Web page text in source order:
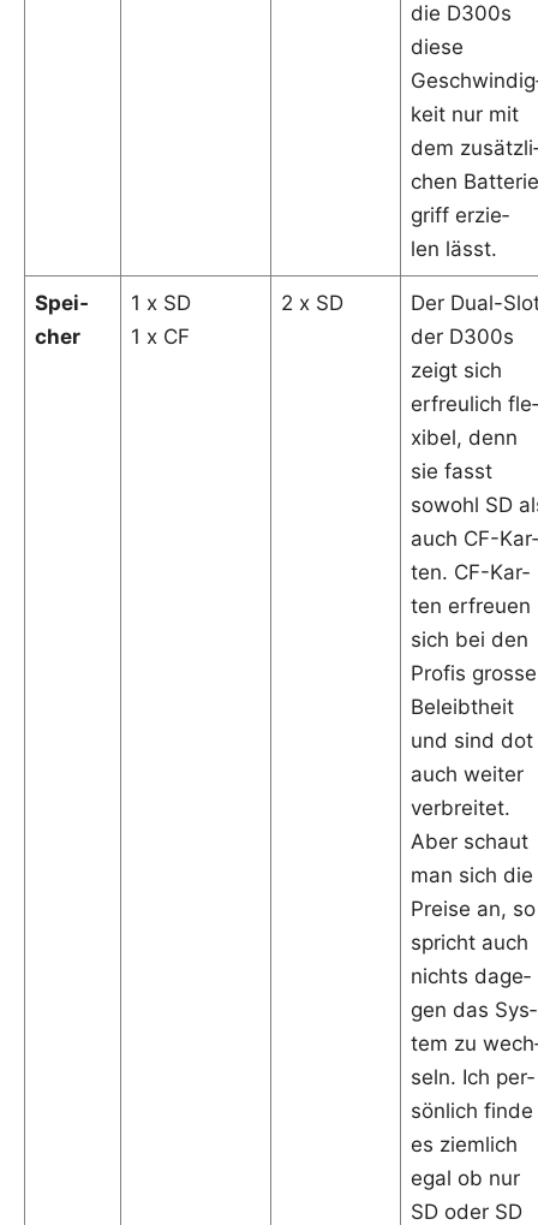
die D300s
die­se
keit nur mit
dem
chen
griff erzie­
len lässt.
Spei­
cher
1 x SD
1 x CF
2 x SD
Der Dual-
der D300s
zeigt sich
erfreu­lich fle­
xi­bel, denn
sie fasst
sowohl SD
auch CF-Kar­
ten. CF-Kar­
ten erfreu­en
sich bei den
Pro­fis
Beleibt­heit
und sind dot
auch wei­ter
ver­brei­tet.
Aber schaut
man sich die
Prei­se an, so
spricht auch
nichts dage­
gen das Sys­
tem zu
seln. Ich per­
sön­lich fin­de
es ziem­lich
egal ob nur
SD oder SD